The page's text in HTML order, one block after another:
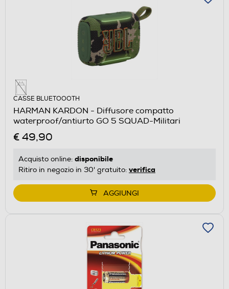
CASSE BLUETOOOTH
HARMAN KARDON - Diffusore compatto
waterproof/antiurto GO 5 SQUAD-Militari
€ 49,90
Acquisto online: disponibile
Ritiro in negozio in 30' gratuito: verifica
AGGIUNGI